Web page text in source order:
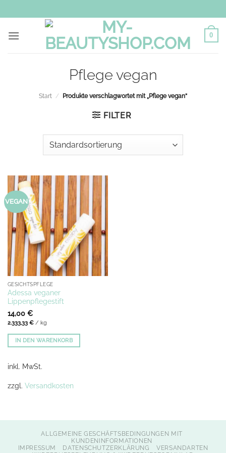
Inhalt
springen
0
Pflege vegan
Start / Produkte verschlagwortet mit „Pflege vegan“
FILTER
VEGAN
GESICHTSPFLEGE
Adessa veganer
Lippenpflegestift
14,00 €
2.333,33 €/ kg
IN DEN WARENKORB
inkl. MwSt.
zzgl. Versandkosten
ALLGEMEINE GESCHÄFTSBEDINGUNGEN MIT
KUNDENINFORMATIONEN
IMPRESSUM
DATENSCHUTZERKLÄRUNG
VERSANDARTEN